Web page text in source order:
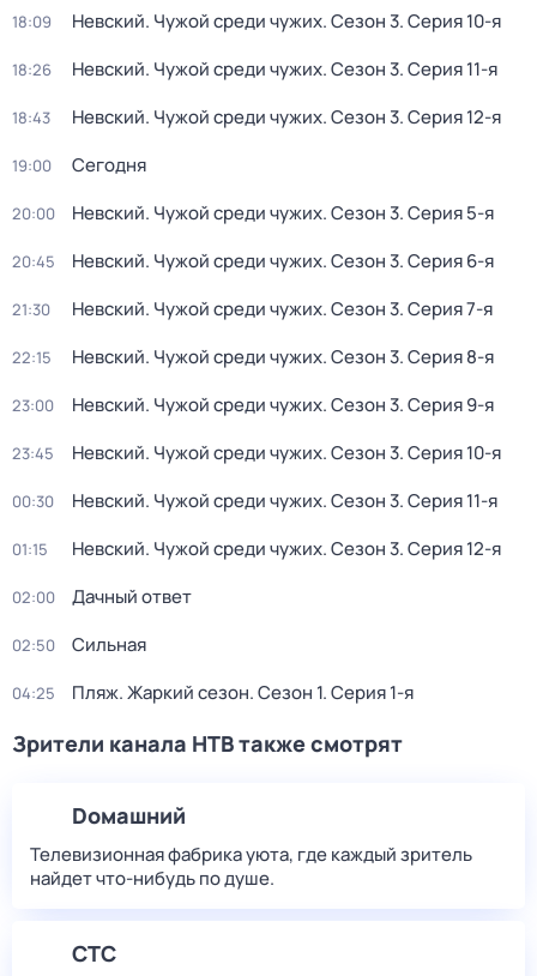
18:09 Невский. Чужой среди чужих. Сезон 3. Серия 10-я
18:26 Невский. Чужой среди чужих. Сезон 3. Серия 11-я
18:43 Невский. Чужой среди чужих. Сезон 3. Серия 12-я
19:00 Сегодня
20:00 Невский. Чужой среди чужих. Сезон 3. Серия 5-я
20:45 Невский. Чужой среди чужих. Сезон 3. Серия 6-я
21:30 Невский. Чужой среди чужих. Сезон 3. Серия 7-я
22:15 Невский. Чужой среди чужих. Сезон 3. Серия 8-я
23:00 Невский. Чужой среди чужих. Сезон 3. Серия 9-я
23:45 Невский. Чужой среди чужих. Сезон 3. Серия 10-я
00:30 Невский. Чужой среди чужих. Сезон 3. Серия 11-я
01:15 Невский. Чужой среди чужих. Сезон 3. Серия 12-я
02:00 Дачный ответ
02:50 Сильная
04:25 Пляж. Жаркий сезон. Сезон 1. Серия 1-я
Зрители канала НТВ также смотрят
Dомашний
Телевизионная фабрика уюта, где каждый зритель
найдет что‑нибудь по душе.
СТС